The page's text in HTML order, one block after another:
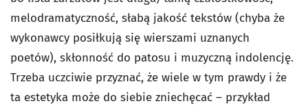
melodramatyczność, słabą jakość tekstów (chyba że
wykonawcy posiłkują się wierszami uznanych
poetów), skłonność do patosu i muzyczną indolencję.
Trzeba uczciwie przyznać, że wiele w tym prawdy i że
ta estetyka może do siebie zniechęcać – przykład